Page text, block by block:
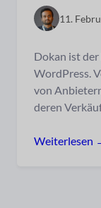
11.
Dokan ist
WordPress.
von
deren
Weiterlesen